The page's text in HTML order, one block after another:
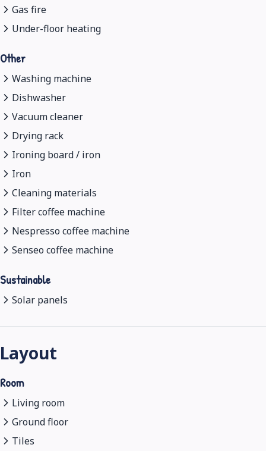
Gas fire
Under-floor heating
Other
Washing machine
Dishwasher
Vacuum cleaner
Drying rack
Ironing board / iron
Iron
Cleaning materials
Filter coffee machine
Nespresso coffee machine
Senseo coffee machine
Sustainable
Solar panels
Layout
Room
Living room
Ground floor
Tiles